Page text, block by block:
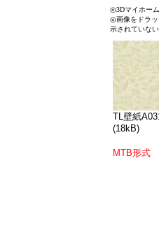
◎3Dマイホー
◎画像をドラッ
示されていな
TL壁紙
(18kB)
MTB形式